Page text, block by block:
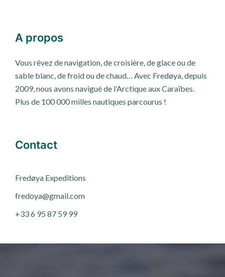
A propos
Vous rêvez de navigation, de croisière, de glace ou de
sable blanc, de froid ou de chaud… Avec Fredøya, depuis
2009, nous avons navigué de l’Arctique aux Caraïbes.
Plus de 100 000 milles nautiques parcourus !
Contact
Fredøya Expeditions
fredoya@gmail.com
+33 6 95 87 59 99